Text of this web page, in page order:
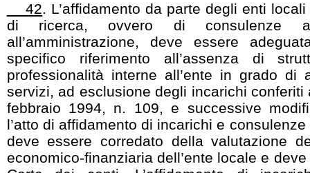
42. L’affidamento da parte degli enti
di ricerca, ovvero di consulenze
all’amministrazione, deve essere
specifico riferimento all’assenza di
professionalità interne all’ente in grado di
servizi, ad esclusione degli incarichi conferiti
febbraio 1994, n. 109, e successive
l’atto di affidamento di incarichi e
deve essere corredato della valutazione
economico-finanziaria dell’ente locale e